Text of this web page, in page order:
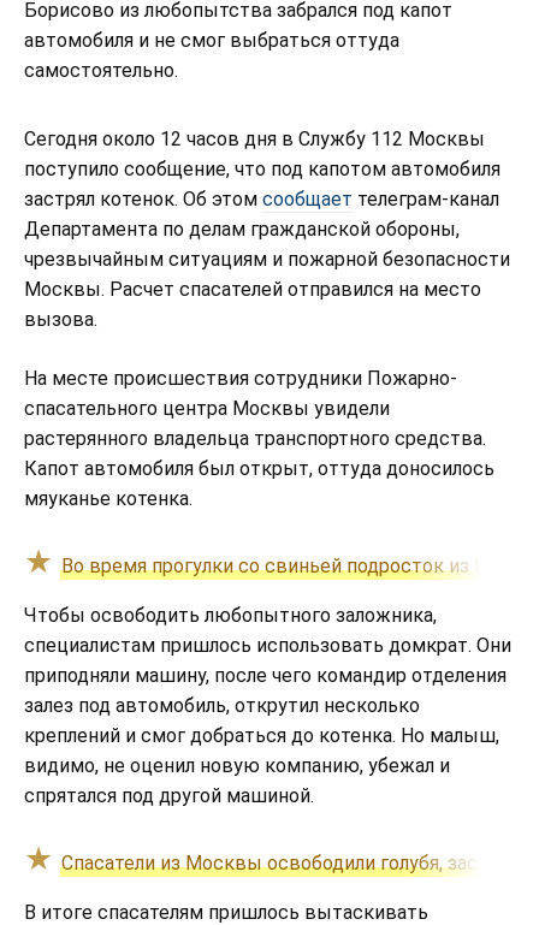
Борисово из любопытства забрался под капот
автомобиля и не смог выбраться оттуда
самостоятельно.
Сегодня около 12 часов дня в Службу 112 Москвы
поступило сообщение, что под капотом автомобиля
застрял котенок. Об этом сообщает телеграм-канал
Департамента по делам гражданской обороны,
чрезвычайным ситуациям и пожарной безопасности
Москвы. Расчет спасателей отправился на место
вызова.
На месте происшествия сотрудники Пожарно-
спасательного центра Москвы увидели
растерянного владельца транспортного средства.
Капот автомобиля был открыт, оттуда доносилось
мяуканье котенка.
Во время прогулки со свиньей подросток из
Чтобы освободить любопытного заложника,
специалистам пришлось использовать домкрат. Они
приподняли машину, после чего командир отделения
залез под автомобиль, открутил несколько
креплений и смог добраться до котенка. Но малыш,
видимо, не оценил новую компанию, убежал и
спрятался под другой машиной.
Спасатели из Москвы освободили голубя,
В итоге спасателям пришлось вытаскивать